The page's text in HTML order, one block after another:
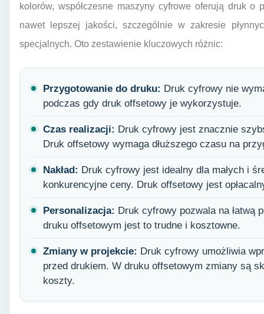
kolorów, współczesne maszyny cyfrowe oferują druk
nawet lepszej jakości, szczególnie w zakresie
specjalnych. Oto zestawienie kluczowych różnic:
Przygotowanie do druku: Druk cyfrowy nie
podczas gdy druk offsetowy je wykorzystuje.
Czas realizacji: Druk cyfrowy jest znacznie
Druk offsetowy wymaga dłuższego czasu na
Nakład: Druk cyfrowy jest idealny dla małych i
konkurencyjne ceny. Druk offsetowy jest
Personalizacja: Druk cyfrowy pozwala na łatwą
druku offsetowym jest to trudne i kosztowne.
Zmiany w projekcie: Druk cyfrowy umożliwia
przed drukiem. W druku offsetowym zmiany są
koszty.